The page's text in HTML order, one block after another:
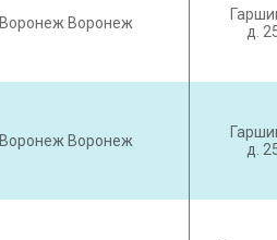
Воронеж Воронеж
д.
Воронеж Воронеж
д.